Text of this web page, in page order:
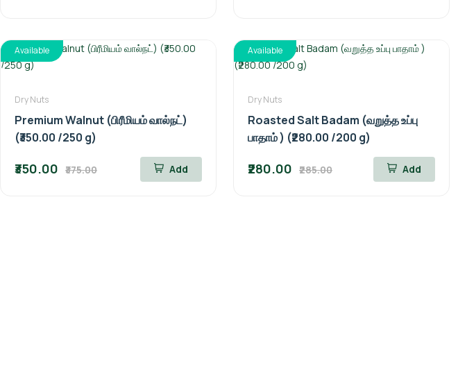
Available
Dry Nuts
Premium Walnut (பிரீமியம் வால்நட்)
(₹350.00 /250 g)
₹350.00 ₹375.00 Add
Available
Dry Nuts
Roasted Salt Badam (வறுத்த உப்பு
பாதாம் ) (₹280.00 /200 g)
₹280.00 ₹285.00 Add